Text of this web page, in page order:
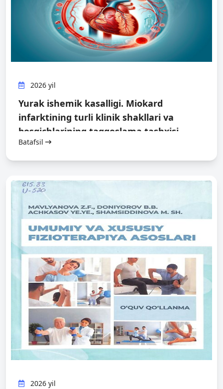
2026 yil
Yurak ishemik kasalligi. Miokard
infarktining turli klinik shakllari va
bosqichlarining taqqoslama tashxisi
Batafsil
2026 yil